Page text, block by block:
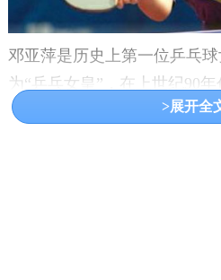
邓亚萍是历史上第一位乒乓
为“乒乓女皇”，在上世纪90
的时候，邓亚萍带领中国女子
>展开全